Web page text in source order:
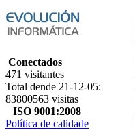
Conectados
471 visitantes
Total dende 21-12-05:
83800563 visitas
ISO 9001:2008
Política de calidade